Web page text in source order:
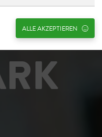
ALLE AKZEPTIEREN